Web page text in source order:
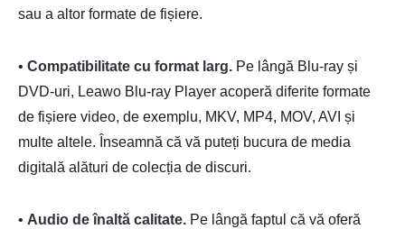
sau a altor formate de fișiere.
• Compatibilitate cu format larg. Pe lângă Blu-ray și
DVD-uri, Leawo Blu-ray Player acoperă diferite formate
de fișiere video, de exemplu, MKV, MP4, MOV, AVI și
multe altele. Înseamnă că vă puteți bucura de media
digitală alături de colecția de discuri.
• Audio de înaltă calitate. Pe lângă faptul că vă oferă